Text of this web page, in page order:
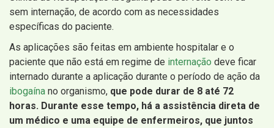
sem internação, de acordo com as necessidades
específicas do paciente.
As aplicações são feitas em ambiente hospitalar e o
paciente que não está em regime de internação deve ficar
internado durante a aplicação durante o período de ação da
ibogaína no organismo, que pode durar de 8 até 72
horas. Durante esse tempo, há a assistência direta de
um médico e uma equipe de enfermeiros, que juntos